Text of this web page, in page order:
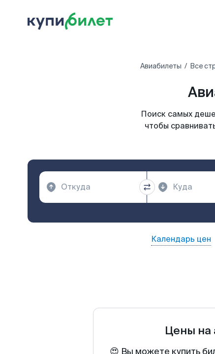
Авиабилеты Все
Поиск самых
чтобы
Календарь цен
Цены на
😍 Вы можете купить